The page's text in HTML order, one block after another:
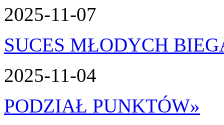
2025-11-07
SUCES MŁODYCH
2025-11-04
PODZIAŁ PUNKTÓW»